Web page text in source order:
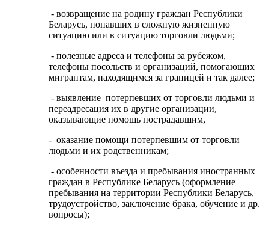
- возвращение на родину граждан Республики
Беларусь, попавших в сложную жизненную
ситуацию или в ситуацию торговли людьми;
- полезные адреса и телефоны за рубежом,
телефоны посольств и организаций, помогающих
мигрантам, находящимся за границей и так далее;
- выявление потерпевших от торговли людьми и
переадресация их в другие организации,
оказывающие помощь пострадавшим,
- оказание помощи потерпевшим от торговли
людьми и их родственникам;
- особенности въезда и пребывания иностранных
граждан в Республике Беларусь (оформление
пребывания на территории Республики Беларусь,
трудоустройство, заключение брака, обучение и др.
вопросы);